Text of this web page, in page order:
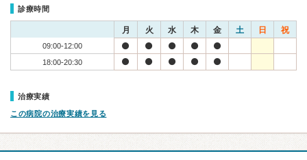
診療時間
月 火 水 木 金 土 日 祝
09:00-12:00
18:00-20:30
治療実績
この病院の治療実績を見る